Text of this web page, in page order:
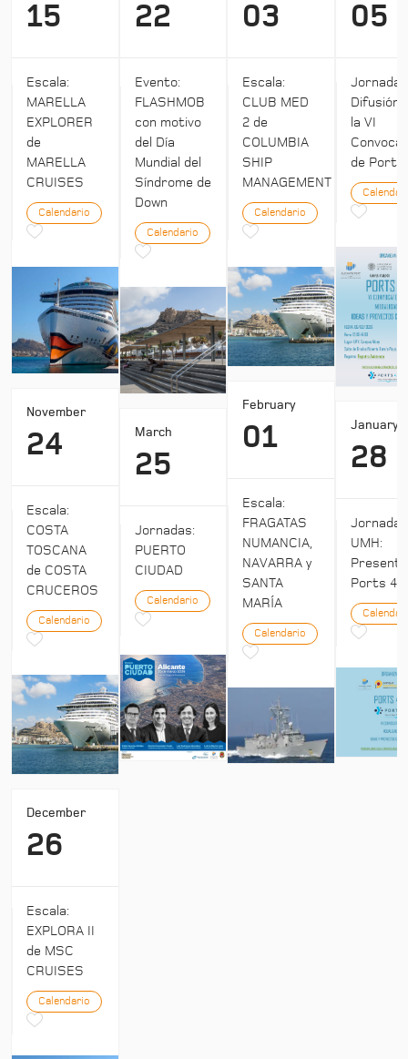
15
Escala:
MARELLA
EXPLORER
de
MARELLA
CRUISES
Calendario
November
24
Escala:
COSTA
TOSCANA
de COSTA
CRUCEROS
Calendario
December
26
Escala:
EXPLORA II
de MSC
CRUISES
Calendario
22
Evento:
FLASHMOB
con motivo
del Día
Mundial del
Síndrome de
Down
Calendario
March
25
Jornadas:
PUERTO
CIUDAD
Calendario
03
Escala:
CLUB MED
2 de
COLUMBIA
SHIP
MANAGEMENT
Calendario
February
01
Escala:
FRAGATAS
NUMANCIA,
NAVARRA y
SANTA
MARÍA
Calendario
05
Jornada:
Difusión
la VI
de Ports
January
28
Jornadas
UMH:
Ports 4:0